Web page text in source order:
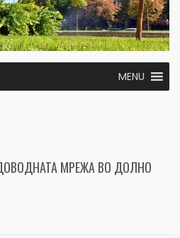
MENU
МРЕЖА ВО ДОЛНО